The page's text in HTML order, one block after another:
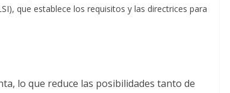
que establece los requisitos y las directrices para
lo que reduce las posibilidades tanto de